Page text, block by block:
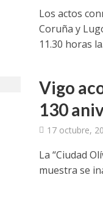
Los actos
Coruña y
11.30 horas
Vigo
130
17 octubre,
La “Ciudad
muestra se